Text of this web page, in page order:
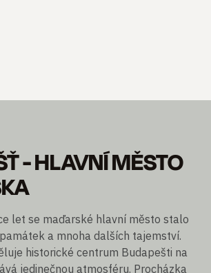
- HLAVNÍ MĚSTO
let se maďarské hlavní město stalo
a mnoha dalších tajemství.
historické centrum Budapešti na
jedinečnou atmosféru. Procházka